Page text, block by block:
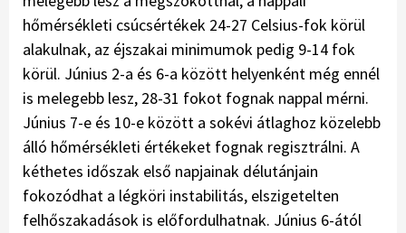
hőmérsékleti csúcsértékek 24-27 Celsius-fok körül
alakulnak, az éjszakai minimumok pedig 9-14 fok
körül. Június 2-a és 6-a között helyenként még ennél
is melegebb lesz, 28-31 fokot fognak nappal mérni.
Június 7-e és 10-e között a sokévi átlaghoz közelebb
álló hőmérsékleti értékeket fognak regisztrálni. A
kéthetes időszak első napjainak délutánjain
fokozódhat a légköri instabilitás, elszigetelten
felhőszakadások is előfordulhatnak. Június 6-ától